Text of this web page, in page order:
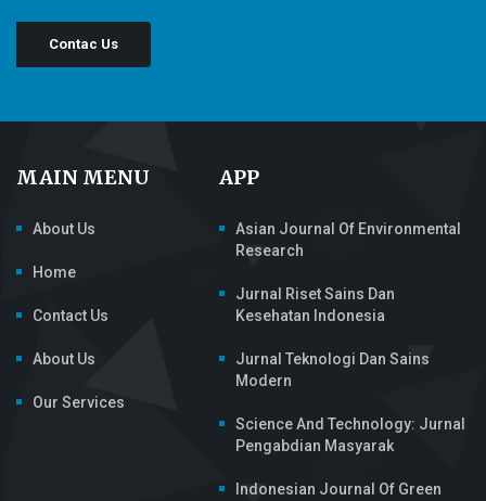
Contac Us
MAIN MENU
About Us
Home
Contact Us
About Us
Our Services
APP
Asian Journal Of Environmental
Research
Jurnal Riset Sains Dan
Kesehatan Indonesia
Jurnal Teknologi Dan Sains
Modern
Science And Technology: Jurnal
Pengabdian Masyarak
Indonesian Journal Of Green